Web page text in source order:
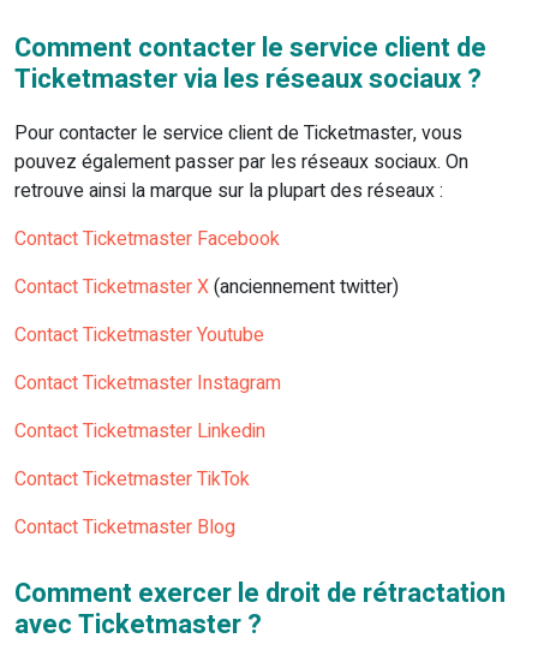
Comment contacter le service client de
Ticketmaster via les réseaux sociaux ?
Pour contacter le service client de Ticketmaster, vous
pouvez également passer par les réseaux sociaux. On
retrouve ainsi la marque sur la plupart des réseaux :
Contact Ticketmaster Facebook
Contact Ticketmaster X(anciennement twitter)
Contact Ticketmaster Youtube
Contact Ticketmaster Instagram
Contact Ticketmaster Linkedin
Contact Ticketmaster TikTok
Contact Ticketmaster Blog
Comment exercer le droit de rétractation
avec Ticketmaster ?